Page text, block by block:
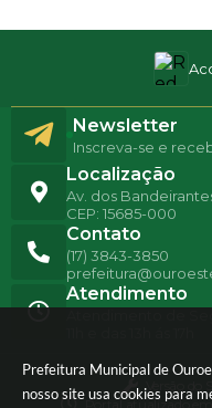
Prefeitura Municipal de
nosso site usa cookies para
Localização
Av. dos
CEP: 15685-000
Contato
(17) 3843-3850
Atendimento
Newsletter
Inscreva-se e
Versão do
Portal atualizado